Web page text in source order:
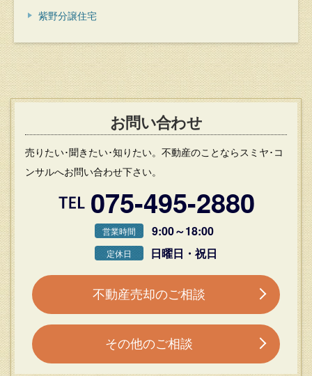
紫野分譲住宅
お問い合わせ
売りたい･聞きたい･知りたい。不動産のことならスミヤ･コ
ンサルへお問い合わせ下さい。
075-495-2880
営業時間 9:00～18:00
定休日 日曜日・祝日
不動産売却のご相談
その他のご相談